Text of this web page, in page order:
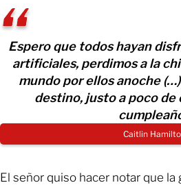
Espero que todos hayan
artificiales, perdimos a la
mundo por ellos anoche
destino, justo a poco de
Caitlin
El señor quiso hacer notar que